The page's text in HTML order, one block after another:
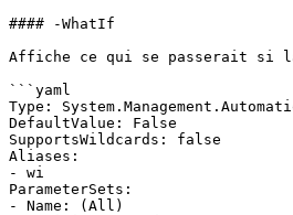
#### -WhatIf
Affiche ce qui se passerait si
```yaml
Type:
DefaultValue: False
SupportsWildcards: false
Aliases:
- wi
ParameterSets:
- Name: (All)